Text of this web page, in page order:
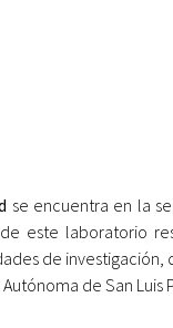
se encuentra en la
este laboratorio
de
de San